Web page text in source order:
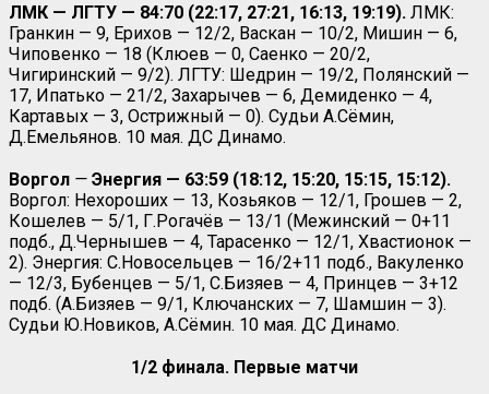
ЛМК — ЛГТУ — 84:70 (22:17, 27:21, 16:13, 19:19). ЛМК:
Гранкин — 9, Ерихов — 12/2, Васкан — 10/2, Мишин — 6,
Чиповенко — 18 (Клюев — 0, Саенко — 20/2,
Чигиринский — 9/2). ЛГТУ: Шедрин — 19/2, Полянский —
17, Ипатько — 21/2, Захарычев — 6, Демиденко — 4,
Картавых — 3, Острижный — 0). Судьи А.Сёмин,
Д.Емельянов. 10 мая. ДС Динамо.
Воргол — Энергия — 63:59 (18:12, 15:20, 15:15, 15:12).
Воргол: Нехороших — 13, Козьяков — 12/1, Грошев — 2,
Кошелев — 5/1, Г.Рогачёв — 13/1 (Межинский — 0+11
подб., Д.Чернышев — 4, Тарасенко — 12/1, Хвастионок —
2). Энергия: С.Новосельцев — 16/2+11 подб., Вакуленко
— 12/3, Бубенцев — 5/1, С.Бизяев — 4, Принцев — 3+12
подб. (А.Бизяев — 9/1, Ключанских — 7, Шамшин — 3).
Судьи Ю.Новиков, А.Сёмин. 10 мая. ДС Динамо.
1/2 финала. Первые матчи